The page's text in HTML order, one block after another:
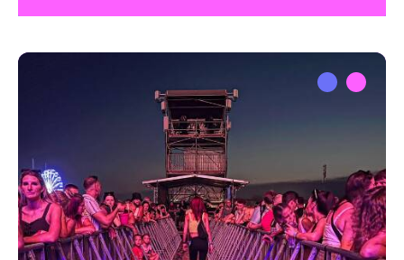
Marcell története nem a klasszikus „karrierterv”
mintapéldája – és éppen ettől izgalmas.
Interjúnkban mesélt nekünk a kezdetekről, a
kihívásokról, és arról, miért különleges számára
minden egyes EFOTT.